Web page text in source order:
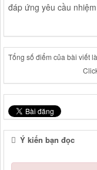
đáp ứng yêu cầu
Tổng số điểm của bài viết
Ý kiến bạn đọc